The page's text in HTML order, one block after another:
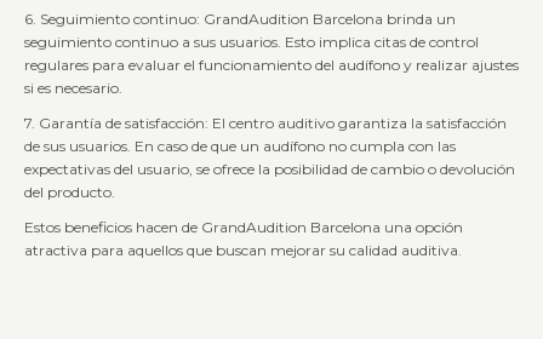
6. Seguimiento continuo: GrandAudition Barcelona brinda un
seguimiento continuo a sus usuarios. Esto implica citas de control
regulares para evaluar el funcionamiento del audífono y realizar ajustes
si es necesario.
7. Garantía de satisfacción: El centro auditivo garantiza la satisfacción
de sus usuarios. En caso de que un audífono no cumpla con las
expectativas del usuario, se ofrece la posibilidad de cambio o devolución
del producto.
Estos beneficios hacen de GrandAudition Barcelona una opción
atractiva para aquellos que buscan mejorar su calidad auditiva.